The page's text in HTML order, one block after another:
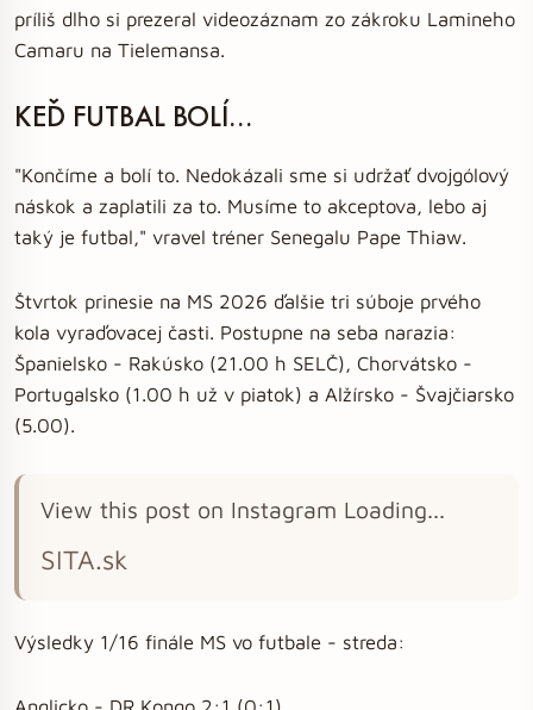
príliš dlho si prezeral videozáznam zo zákroku Lamineho
Camaru na Tielemansa.
KEĎ FUTBAL BOLÍ...
"Končíme a bolí to. Nedokázali sme si udržať dvojgólový
náskok a zaplatili za to. Musíme to akceptova, lebo aj
taký je futbal," vravel tréner Senegalu Pape Thiaw.
Štvrtok prinesie na MS 2026 ďalšie tri súboje prvého
kola vyraďovacej časti. Postupne na seba narazia:
Španielsko - Rakúsko (21.00 h SELČ), Chorvátsko -
Portugalsko (1.00 h už v piatok) a Alžírsko - Švajčiarsko
(5.00).
View this post on Instagram Loading...
SITA.sk
Výsledky 1/16 finále MS vo futbale - streda: